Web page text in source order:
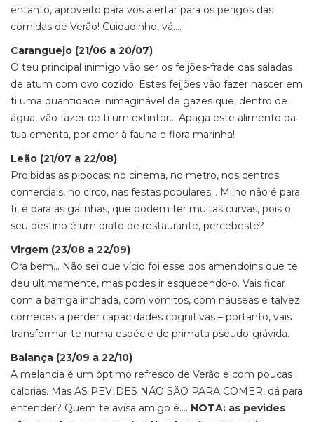
entanto, aproveito para vos alertar para os perigos das
comidas de Verão! Cuidadinho, vá….
Caranguejo (21/06 a 20/07)
O teu principal inimigo vão ser os feijões-frade das saladas
de atum com ovo cozido. Estes feijões vão fazer nascer em
ti uma quantidade inimaginável de gazes que, dentro de
água, vão fazer de ti um extintor… Apaga este alimento da
tua ementa, por amor à fauna e flora marinha!
Leão (21/07 a 22/08)
Proibidas as pipocas: no cinema, no metro, nos centros
comerciais, no circo, nas festas populares… Milho não é para
ti, é para as galinhas, que podem ter muitas curvas, pois o
seu destino é um prato de restaurante, percebeste?
Virgem (23/08 a 22/09)
Ora bem… Não sei que vício foi esse dos amendoins que te
deu ultimamente, mas podes ir esquecendo-o. Vais ficar
com a barriga inchada, com vómitos, com náuseas e talvez
comeces a perder capacidades cognitivas – portanto, vais
transformar-te numa espécie de primata pseudo-grávida.
Balança (23/09 a 22/10)
A melancia é um óptimo refresco de Verão e com poucas
calorias. Mas AS PEVIDES NÃO SÃO PARA COMER, dá para
entender? Quem te avisa amigo é…. NOTA: as pevides